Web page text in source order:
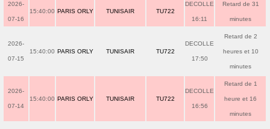
2026-
07-16
15:40:00 PARIS ORLY TUNISAIR TU722
DECOLLE
16:11
Retard de 31
minutes
2026-
07-15
15:40:00 PARIS ORLY TUNISAIR TU722
DECOLLE
17:50
Retard de 2
heures et 10
minutes
2026-
07-14
15:40:00 PARIS ORLY TUNISAIR TU722
DECOLLE
16:56
Retard de 1
heure et 16
minutes